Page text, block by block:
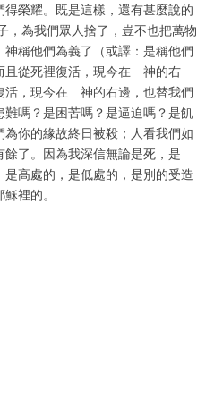
榮耀。既是這樣，還有甚麼說的
為我們眾人捨了，豈不也把萬物
稱他們為義了（或譯：是稱他們
且從死裡復活，現今在 神的右
活，現今在 神的右邊，也替我們
嗎？是困苦嗎？是逼迫嗎？是飢
你的緣故終日被殺；人看我們如
了。因為我深信無論是死，是
高處的，是低處的，是別的受造
裡的。